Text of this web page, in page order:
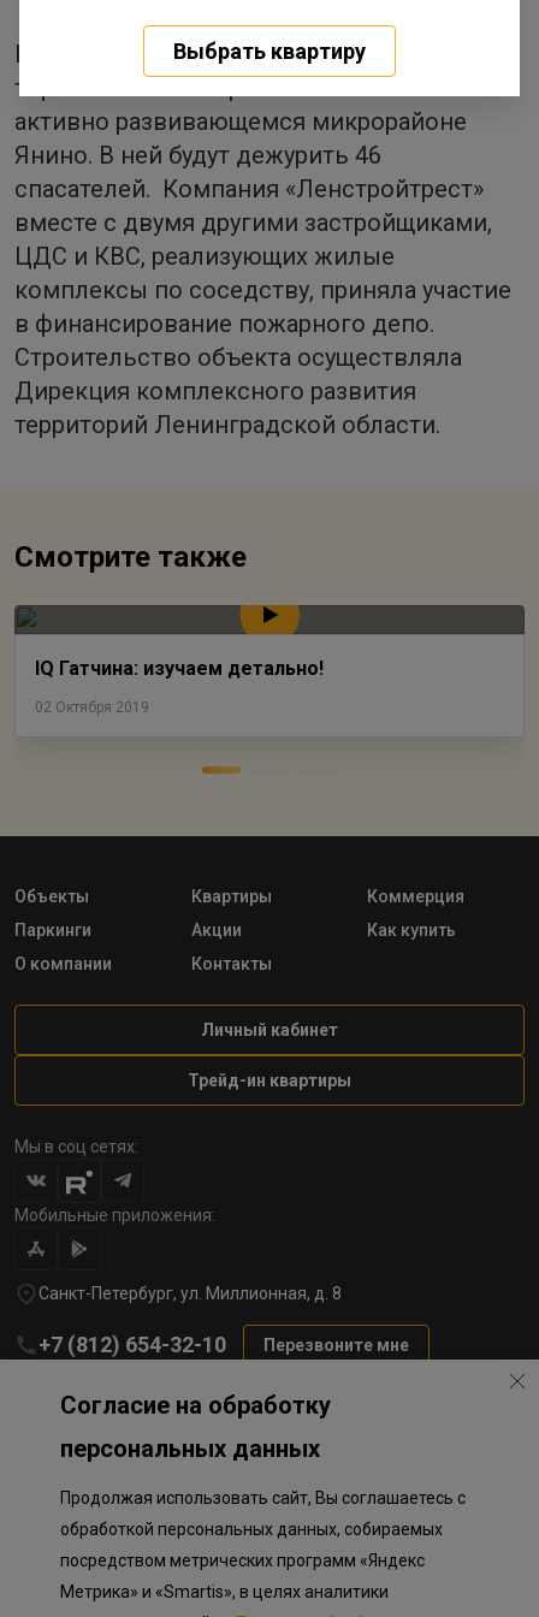
Напомним, что новая пожарная часть
торжественно открылась этим летом в
активно развивающемся микрорайоне
Янино. В ней будут дежурить 46
спасателей. Компания «Ленстройтрест»
вместе с двумя другими застройщиками,
ЦДС и КВС, реализующих жилые
комплексы по соседству, приняла участие
в финансирование пожарного депо.
Строительство объекта осуществляла
Дирекция комплексного развития
территорий Ленинградской области.
Смотрите также
IQ Гатчина: изучаем детально!
02 Октября 2019
Объекты Квартиры
Коммерция
Паркинги
Акции
Как купить
О компании
Контакты
Личный кабинет
Трейд-ин квартиры
Мы в соц сетях:
Мобильные приложения:
Санкт-Петербург, ул. Миллионная, д. 8
+7 (812) 654-32-10 Перезвоните мне
Политика обработки персональных данных
Информация о плановом направлении средств
на строительство соц.объектов в Окле
Приложение к программе лояльности
Разработка сайта «Пикмедиа»
Выбрать квартиру
Согласие на обработку
персональных данных
Продолжая использовать сайт, Вы соглашаетесь с
обработкой персональных данных, собираемых
посредством метрических программ «Яндекс
Метрика» и «Smartis», в целях аналитики